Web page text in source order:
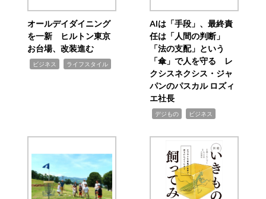
オールデイダイニング
を一新 ヒルトン東京
お台場、改装進む
ビジネス ライフスタイル
AIは「手段」、最終責
任は「人間の判断」
「法の支配」という
「傘」で人を守る レ
クシスネクシス・ジャ
パンのパスカル ロズィ
エ社長
デジもの ビジネス